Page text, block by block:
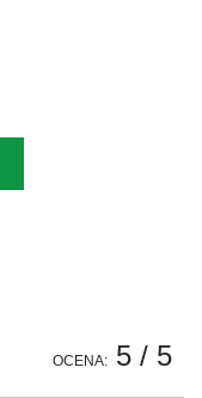
OCENA: 5 / 5